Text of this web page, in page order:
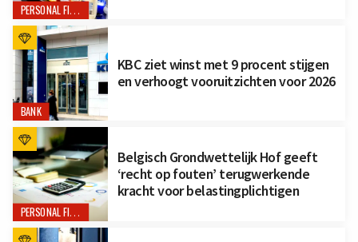
PERSONAL FINANCE
BANK
KBC ziet winst met 9 procent stijgen
en verhoogt vooruitzichten voor 2026
PERSONAL FINANCE
Belgisch Grondwettelijk Hof geeft
‘recht op fouten’ terugwerkende
kracht voor belastingplichtigen